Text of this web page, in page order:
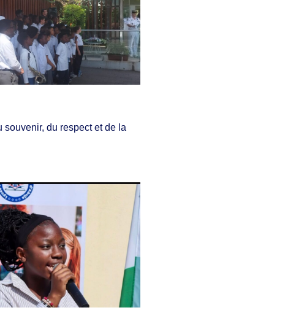
souvenir, du respect et de la